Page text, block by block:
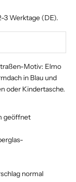
3 Werktage (DE).
Motiv: Elmo
in Blau und
oder Kindertasche.
geöffnet
normal